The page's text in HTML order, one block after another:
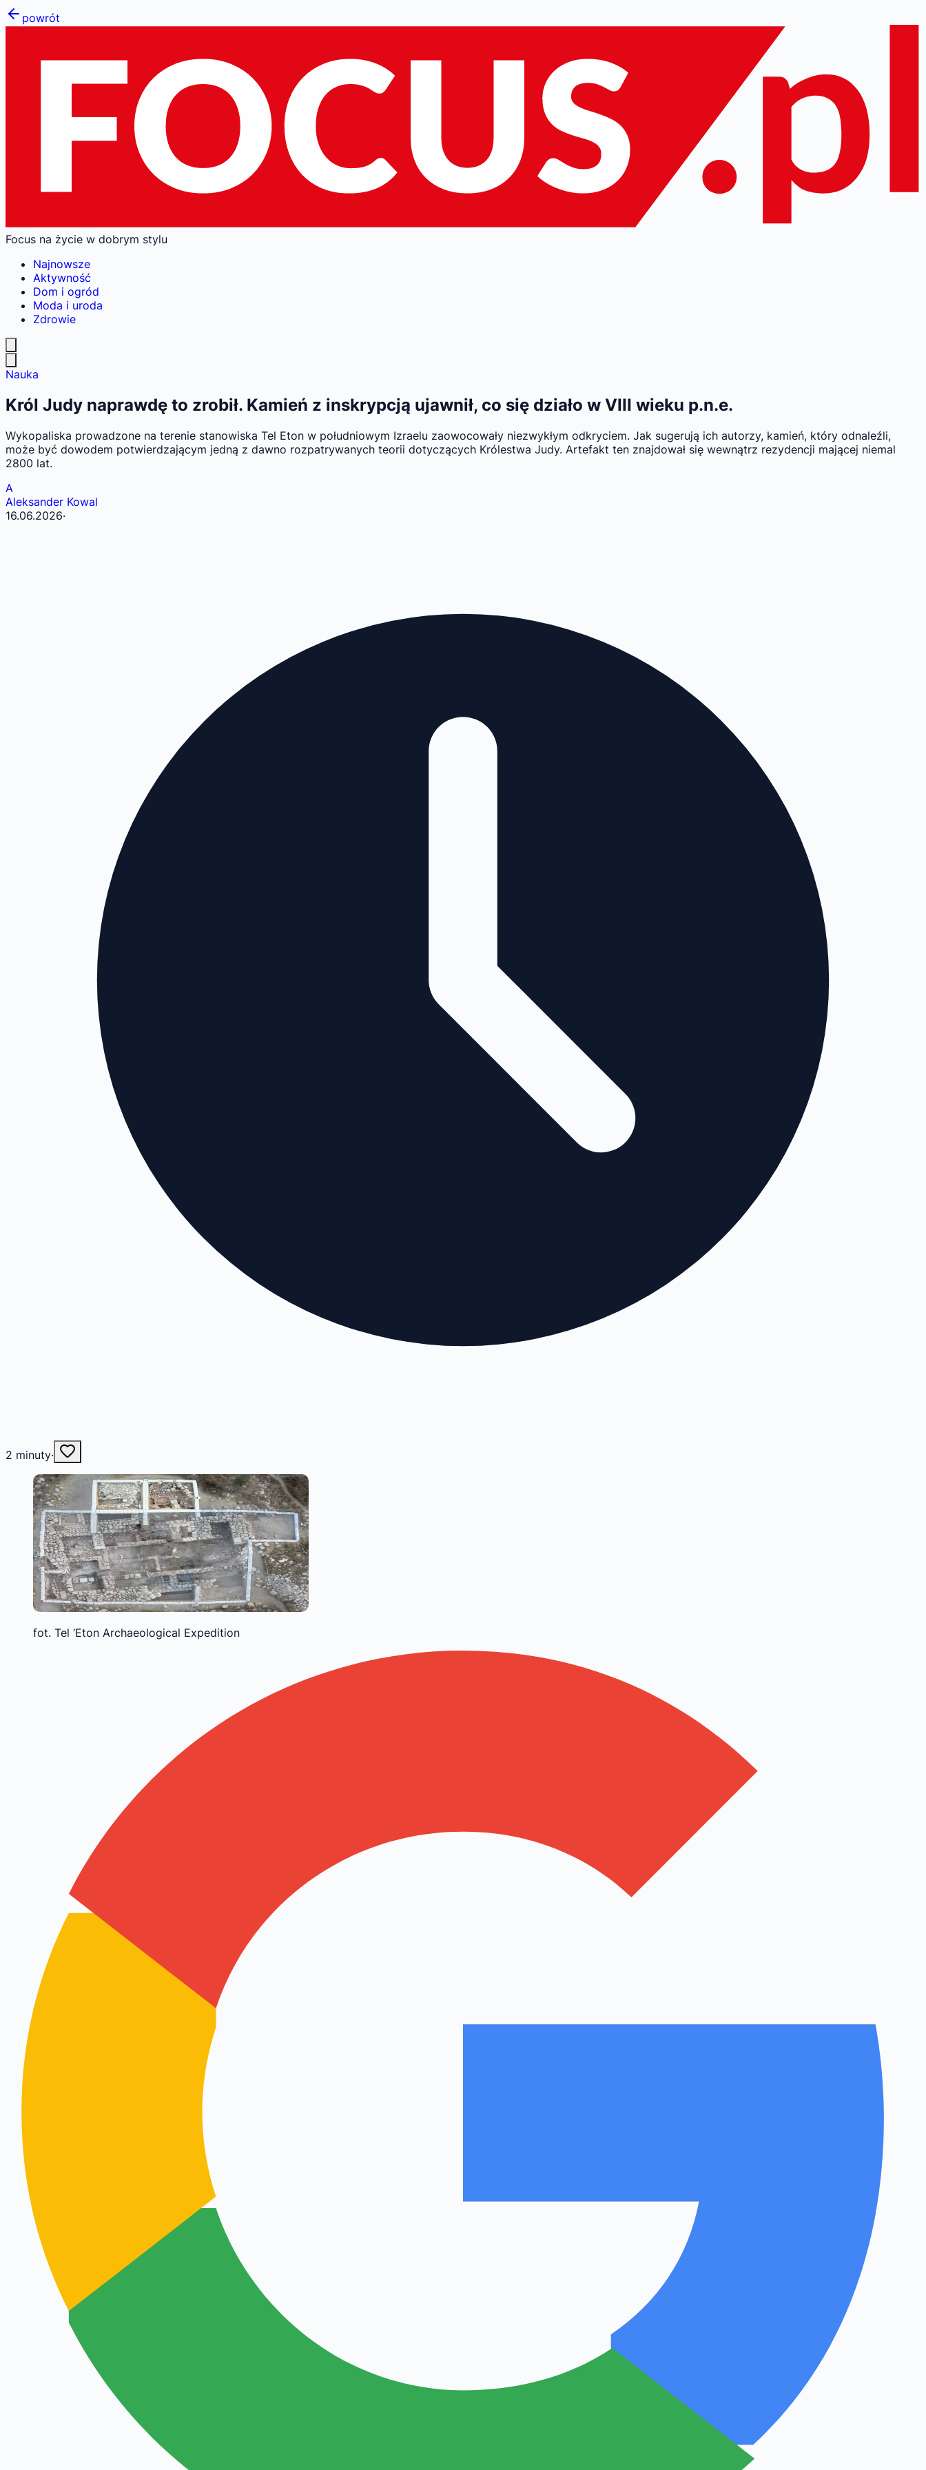
powrót
Focus na życie w dobrym stylu
Najnowsze
Aktywność
Dom i ogród
Moda i uroda
Zdrowie
Nauka
Król Judy naprawdę to zrobił. Kamień z inskrypcją ujawnił, co się działo w VIII wieku p.n.e.
Wykopaliska prowadzone na terenie stanowiska Tel Eton w południowym Izraelu zaowocowały niezwykłym odkryciem. Jak sugerują ich autorzy, kamień, który odnaleźli,
może być dowodem potwierdzającym jedną z dawno rozpatrywanych teorii dotyczących Królestwa Judy. Artefakt ten znajdował się wewnątrz rezydencji mającej niemal
2800 lat.
A
Aleksander Kowal
16.06.2026·
2 minuty·
fot. Tel ‘Eton Archaeological Expedition